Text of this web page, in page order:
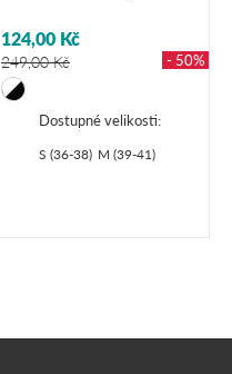
124,00 Kč
249,00 Kč - 50%
Dostupné velikosti:
S (36-38) M (39-41)